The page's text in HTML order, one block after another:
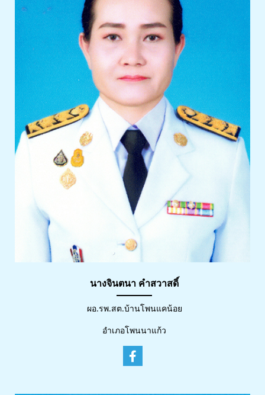
นางจินตนา คำสวาสดิ์
ผอ.รพ.สต.บ้านโพนแคน้อย
อำเภอโพนนาแก้ว